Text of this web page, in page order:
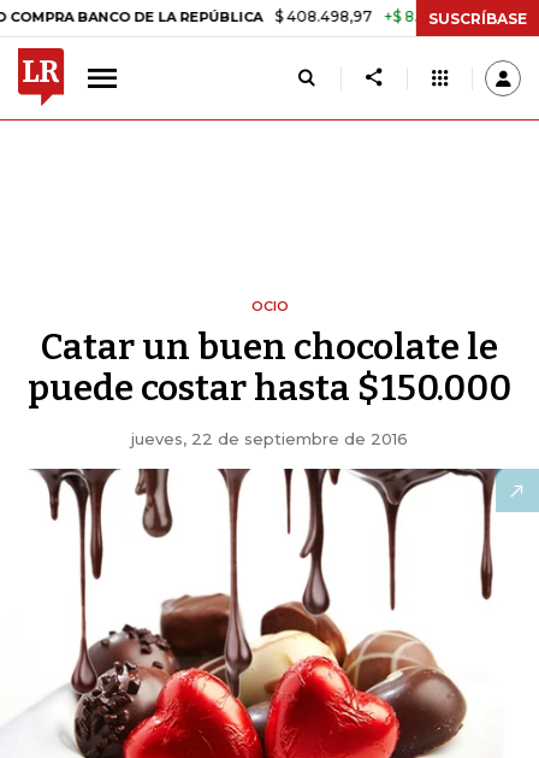
BANCO DE LA REPÚBLICA $ 408.498,97 +$ 8.753,81 +2,19%
SUSCRÍBASE
OCIO
Catar un buen chocolate le
puede costar hasta $150.000
jueves, 22 de septiembre de 2016